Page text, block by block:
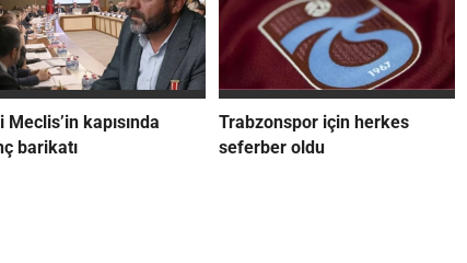
Meclis’in kapısında
barikatı
Trabzonspor için herkes
seferber oldu